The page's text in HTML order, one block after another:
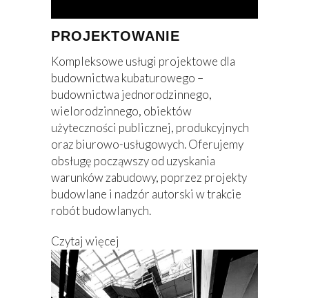
PROJEKTOWANIE
Kompleksowe usługi projektowe dla
budownictwa kubaturowego –
budownictwa jednorodzinnego,
wielorodzinnego, obiektów
użyteczności publicznej, produkcyjnych
oraz biurowo-usługowych. Oferujemy
obsługę począwszy od uzyskania
warunków zabudowy, poprzez projekty
budowlane i nadzór autorski w trakcie
robót budowlanych.
Czytaj więcej